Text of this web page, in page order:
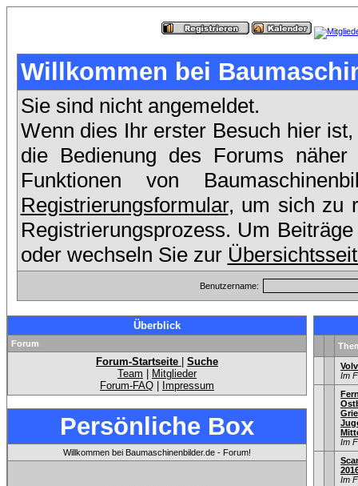
Willkommen bei
Sie sind nicht angemeldet.
Wenn dies Ihr erster Besuch hier
die Bedienung des Forums
Funktionen von
Registrierungsformular, um sich zu
Registrierungsprozess. Um
oder wechseln Sie zur
Benutzername:
Überblick
Forum
Forum-Startseite
Suche
Team
Mitglieder
Forum-FAQ
Impressum
Persönliche Box
Willkommen bei Baumaschinenbilder.de - Forum!
Im
Im
Im